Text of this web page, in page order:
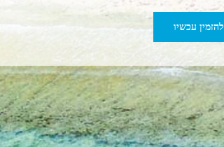
להזמין עכשיו